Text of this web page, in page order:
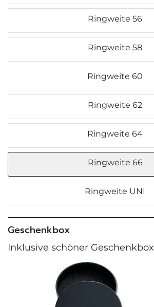
Ringweite 56
Ringweite 58
Ringweite 60
Ringweite 62
Ringweite 64
Ringweite 66
Ringweite UNI
Geschenkbox
Inklusive schöner Geschenkbox